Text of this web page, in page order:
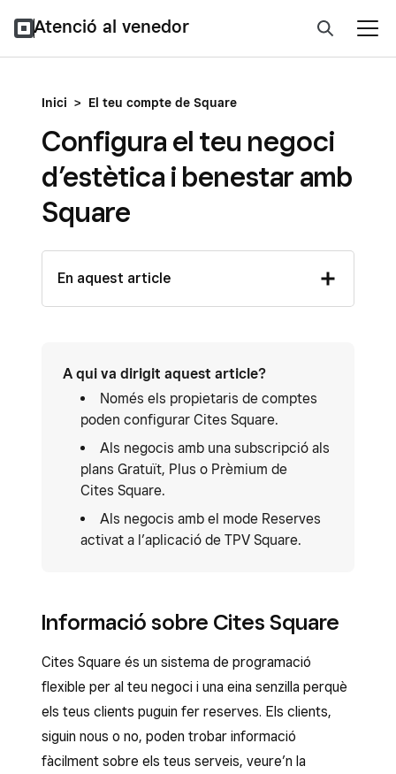
Atenció al venedor
Inici > El teu compte de Square
Configura el teu negoci
d’estètica i benestar amb
Square
En aquest article
A qui va dirigit aquest article?
Només els propietaris de comptes
poden configurar Cites Square.
Als negocis amb una subscripció als
plans Gratuït, Plus o Prèmium de
Cites Square.
Als negocis amb el mode Reserves
activat a l’aplicació de TPV Square.
Informació sobre Cites Square
Cites Square és un sistema de programació
flexible per al teu negoci i una eina senzilla perquè
els teus clients puguin fer reserves. Els clients,
siguin nous o no, poden trobar informació
fàcilment sobre els teus serveis, veure’n la